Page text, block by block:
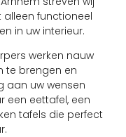
functioneel
in uw interieur.
werken nauw
te brengen en
aan uw wensen
een eettafel, een
tafels die perfect